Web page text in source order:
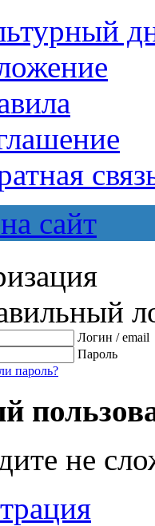
сайт
Логин / email
Пароль
пароль?
не